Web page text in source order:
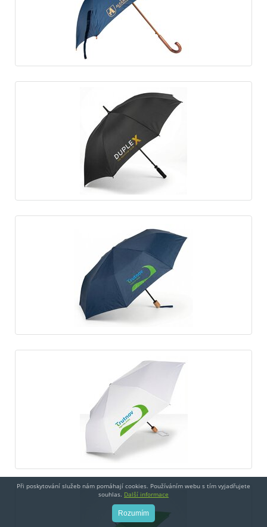
Při poskytování služeb nám pomáhají cookies. Používáním webu s tím vyjadřujete
souhlas. Další informace
Rozumím